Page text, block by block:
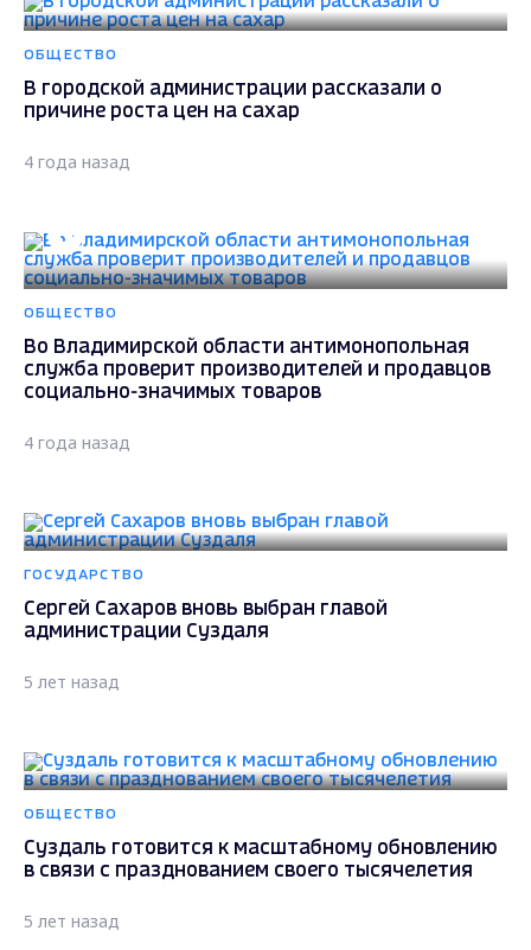
ОБЩЕСТВО
В городской администрации рассказали о
причине роста цен на сахар
4 года назад
ОБЩЕСТВО
Во Владимирской области антимонопольная
служба проверит производителей и продавцов
социально-значимых товаров
4 года назад
ГОСУДАРСТВО
Сергей Сахаров вновь выбран главой
администрации Суздаля
5 лет назад
ОБЩЕСТВО
Суздаль готовится к масштабному обновлению
в связи с празднованием своего тысячелетия
5 лет назад